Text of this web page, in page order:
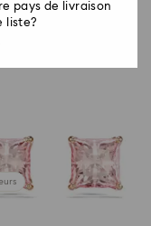
pays de livraison
liste?